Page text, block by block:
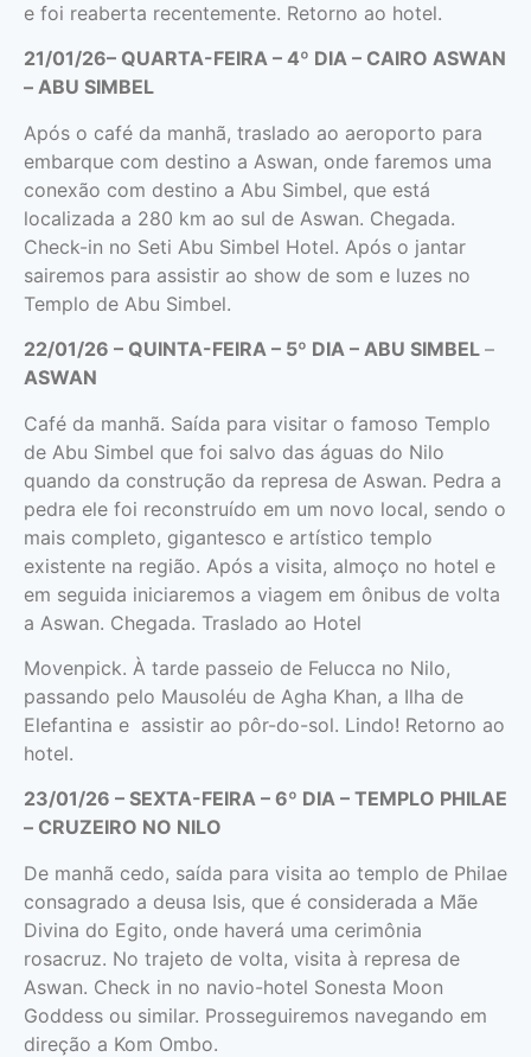
e foi reaberta recentemente. Retorno ao hotel.
21/01/26– QUARTA-FEIRA – 4º DIA – CAIRO ASWAN
– ABU SIMBEL
Após o café da manhã, traslado ao aeroporto para
embarque com destino a Aswan, onde faremos uma
conexão com destino a Abu Simbel, que está
localizada a 280 km ao sul de Aswan. Chegada.
Check-in no Seti Abu Simbel Hotel. Após o jantar
sairemos para assistir ao show de som e luzes no
Templo de Abu Simbel.
22/01/26 – QUINTA-FEIRA – 5º DIA – ABU SIMBEL –
ASWAN
Café da manhã. Saída para visitar o famoso Templo
de Abu Simbel que foi salvo das águas do Nilo
quando da construção da represa de Aswan. Pedra a
pedra ele foi reconstruído em um novo local, sendo o
mais completo, gigantesco e artístico templo
existente na região. Após a visita, almoço no hotel e
em seguida iniciaremos a viagem em ônibus de volta
a Aswan. Chegada. Traslado ao Hotel
Movenpick. À tarde passeio de Felucca no Nilo,
passando pelo Mausoléu de Agha Khan, a Ilha de
Elefantina e assistir ao pôr-do-sol. Lindo! Retorno ao
hotel.
23/01/26 – SEXTA-FEIRA – 6º DIA – TEMPLO PHILAE
– CRUZEIRO NO NILO
De manhã cedo, saída para visita ao templo de Philae
consagrado a deusa Isis, que é considerada a Mãe
Divina do Egito, onde haverá uma cerimônia
rosacruz. No trajeto de volta, visita à represa de
Aswan. Check in no navio-hotel Sonesta Moon
Goddess ou similar. Prosseguiremos navegando em
direção a Kom Ombo.